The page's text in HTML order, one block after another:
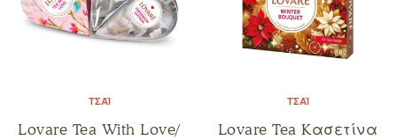
ΤΣΆΙ
Lovare Tea With Love/
ΤΣΆΙ
Lovare Tea Kασετίνα